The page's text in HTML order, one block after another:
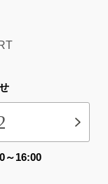
～16:00